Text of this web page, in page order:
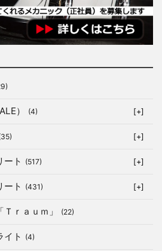
） (4) [+]
[+]
ート (517) [+]
ート (431) [+]
ｒａｕｍ」 (22)
イト (4)